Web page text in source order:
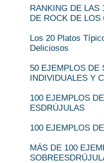
RANKING DE LAS
DE ROCK DE LOS
Los 20 Platos
Deliciosos
50 EJEMPLOS DE
INDIVIDUALES Y
100 EJEMPLOS
ESDRÚJULAS
100 EJEMPLOS
MÁS DE 100